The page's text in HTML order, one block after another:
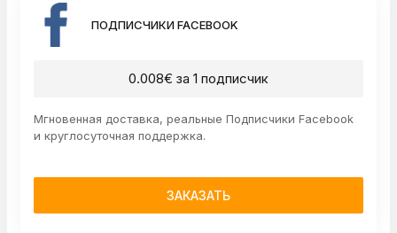
ПОДПИСЧИКИ FACEBOOK
0.008€ за 1 подписчик
Мгновенная доставка, реальные Подписчики Facebook
и круглосуточная поддержка.
ЗАКАЗАТЬ